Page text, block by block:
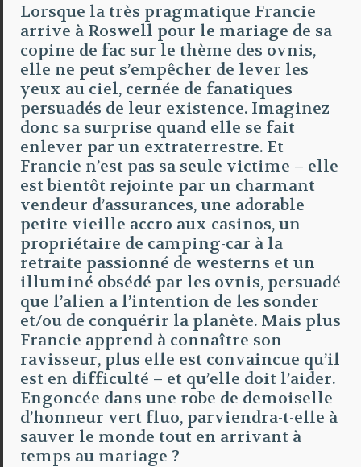
Lorsque la très pragmatique Francie
arrive à Roswell pour le mariage de sa
copine de fac sur le thème des ovnis,
elle ne peut s’empêcher de lever les
yeux au ciel, cernée de fanatiques
persuadés de leur existence. Imaginez
donc sa surprise quand elle se fait
enlever par un extraterrestre. Et
Francie n’est pas sa seule victime – elle
est bientôt rejointe par un charmant
vendeur d’assurances, une adorable
petite vieille accro aux casinos, un
propriétaire de camping-car à la
retraite passionné de westerns et un
illuminé obsédé par les ovnis, persuadé
que l’alien a l’intention de les sonder
et/ou de conquérir la planète. Mais plus
Francie apprend à connaître son
ravisseur, plus elle est convaincue qu’il
est en difficulté – et qu’elle doit l’aider.
Engoncée dans une robe de demoiselle
d’honneur vert fluo, parviendra-t-elle à
sauver le monde tout en arrivant à
temps au mariage ?